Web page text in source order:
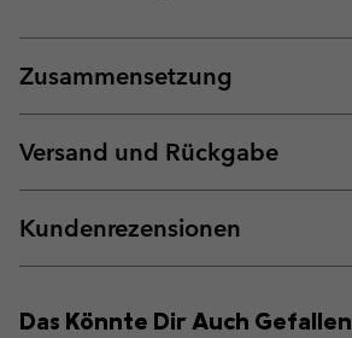
Zusammensetzung
Versand und Rückgabe
Kundenrezensionen
Das Könnte Dir Auch Gefallen